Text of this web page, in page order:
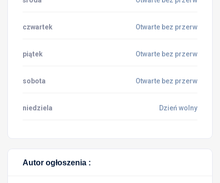
czwartek Otwarte bez przerw
piątek Otwarte bez przerw
sobota Otwarte bez przerw
niedziela Dzień wolny
Autor ogłoszenia :